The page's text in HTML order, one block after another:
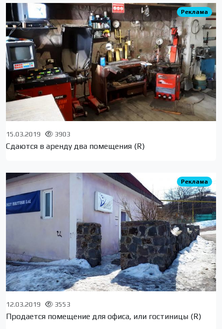
Реклама
15.03.2019 3903
Сдаются в аренду два помещения (R)
Реклама
12.03.2019 3553
Продается помещение для офиса, или гостиницы (R)